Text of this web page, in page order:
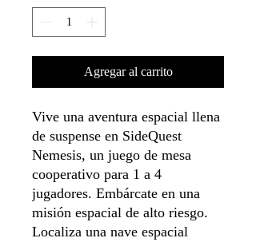
Agregar al carrito
Vive una aventura espacial llena
de suspense en SideQuest
Nemesis, un juego de mesa
cooperativo para 1 a 4
jugadores. Embárcate en una
misión espacial de alto riesgo.
Localiza una nave espacial